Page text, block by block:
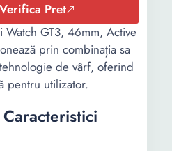
Pret
Watch GT3, 46mm, Active
prin combinația sa
de vârf, oferind
pentru utilizator.